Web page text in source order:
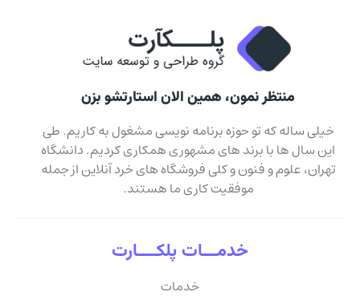
منتظر نمون، همین الان استارتشو بزن
خیلی ساله که تو حوزه برنامه نویسی مشغول به کاریم. طی
این سال ها با برند های مشهوری همکاری کردیم. دانشگاه
تهران، علوم و فنون و کلی فروشگاه های خرد آنلاین از جمله
موفقیت کاری ما هستند.
خدمـــات پلکــــارت
خدمات